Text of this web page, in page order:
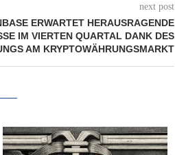
next post
ERWARTET HERAUSRAGENDE
IM VIERTEN QUARTAL DANK DES
AM KRYPTOWÄHRUNGSMARKT